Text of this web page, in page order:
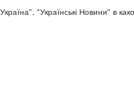
"Українськi Новини" в